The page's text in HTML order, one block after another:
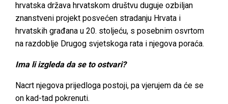
hrvatska država hrvatskom društvu duguje ozbiljan
znanstveni projekt posvećen stradanju Hrvata i
hrvatskih građana u 20. stoljeću, s posebnim osvrtom
na razdoblje Drugog svjetskoga rata i njegova poraća.
Ima li izgleda da se to ostvari?
Nacrt njegova prijedloga postoji, pa vjerujem da će se
on kad-tad pokrenuti.